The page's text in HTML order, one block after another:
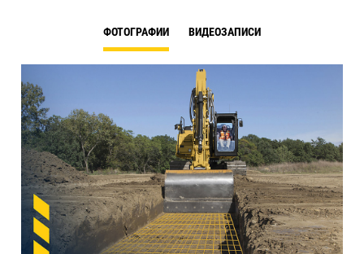
ФОТОГРАФИИ ВИДЕОЗАПИСИ